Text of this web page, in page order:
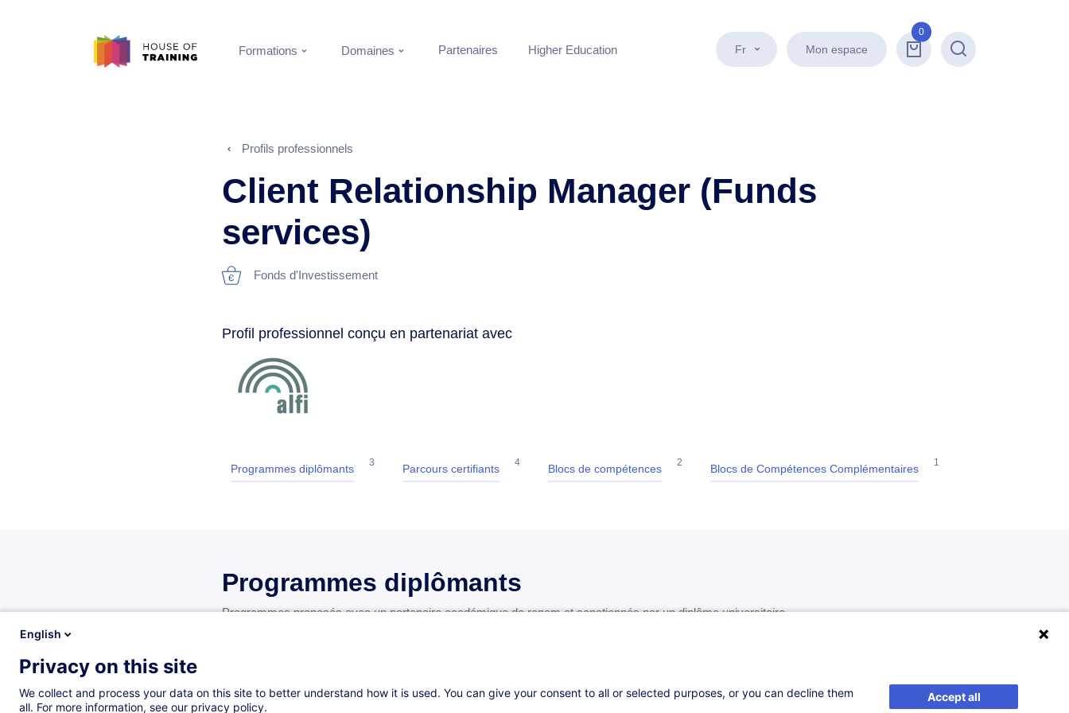
Fr Mon espace
0
Recherche
Formations Domaines Partenaires Higher Education
Profils professionnels
Client Relationship Manager (Funds
services)
Fonds d'Investissement
Profil professionnel conçu en partenariat avec
Programmes diplômants 3 Parcours certifiants 4 Blocs de compétences 2 Blocs de Compétences Complémentaires 1
Programmes diplômants
Programmes proposés avec un partenaire académique de renom et sanctionnés par un diplôme universitaire.
Core Modules Overview (47 ECTS)
English
Privacy on this site
We collect and process your data on this site to better understand how it is used. You can give your consent to all or selected purposes, or you can decline them
all. For more information, see our privacy policy.
Accept all